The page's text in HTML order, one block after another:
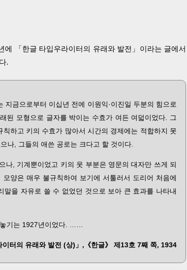
「한글 타입우라이터의 유래와 발전」이라는 글에서
.
금으로부터 이십년 전에 이원익·이진일 두분의 힘으로
된 모형으로 글자를 박이는 수효가 여든 여덟이었다. 그
하고 키의 수효가 많아서 시간의 경제에는 적합하지 못
나, 그들의 애쓴 공로는 크다고 할 것이다.
나, 기계뿐이었고 키의 웃 부분은 영문의 대자만 쓰게 되
양은 매우 불규칙하여 보기에 서툴러서 도리어 처음에
을 자유로 쓸 수 없었던 것으로 보아 큰 효과를 나타내
기는 1927년이었다. ……
이터의 유래와 발전 (상)」,《한글》 제13호 7째 쪽, 1934